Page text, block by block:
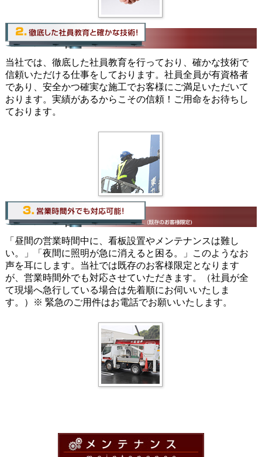
当社では、徹底した社員教育を行っており、確かな技術で
信頼いただける仕事をしております。社員全員が有資格者
であり、安全かつ確実な施工でお客様にご満足いただいて
おります。実績があるからこその信頼！ご用命をお待ちし
ております。
「昼間の営業時間中に、看板設置やメンテナンスは難し
い。」「夜間に照明が急に消えると困る。」このようなお
声を耳にします。当社では既存のお客様限定となります
が、営業時間外でも対応させていただきます。（社員が全
て現場へ急行している場合は先着順にお伺いいたしま
す。）※ 緊急のご用件はお電話でお願いいたします。